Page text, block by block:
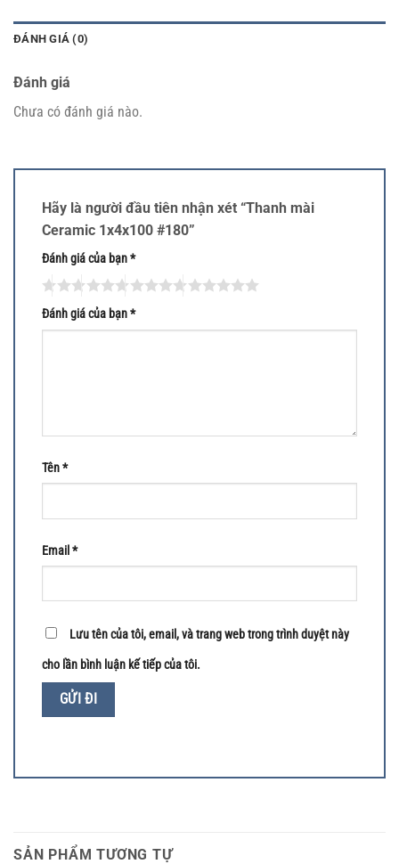
ĐÁNH GIÁ (0)
Đánh giá
Chưa có đánh giá nào.
Hãy là người đầu tiên nhận xét “Thanh mài
Ceramic 1x4x100 #180”
Đánh giá của bạn*
Đánh giá của bạn*
Tên*
Email *
Lưu tên của tôi, email, và trang web trong trình duyệt này
cho lần bình luận kế tiếp của tôi.
SẢN PHẨM TƯƠNG TỰ